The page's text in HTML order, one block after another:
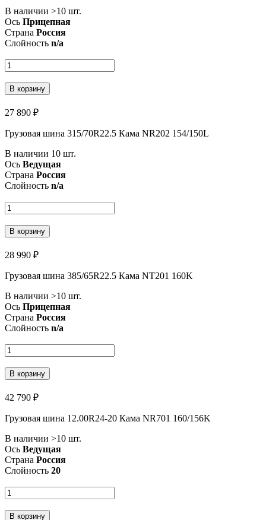
В наличии >10 шт.
Ось Прицепная
Страна Россия
Слойность n/a
В корзину
27 890 ₽
Грузовая шина 315/70R22.5 Кама NR202 154/150L
В наличии 10 шт.
Ось Ведущая
Страна Россия
Слойность n/a
В корзину
28 990 ₽
Грузовая шина 385/65R22.5 Кама NT201 160K
В наличии >10 шт.
Ось Прицепная
Страна Россия
Слойность n/a
В корзину
42 790 ₽
Грузовая шина 12.00R24-20 Кама NR701 160/156K
В наличии >10 шт.
Ось Ведущая
Страна Россия
Слойность 20
В корзину